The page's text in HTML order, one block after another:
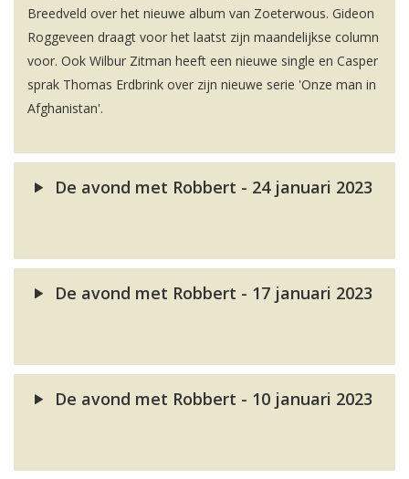
Breedveld over het nieuwe album van Zoeterwous. Gideon
Roggeveen draagt voor het laatst zijn maandelijkse column
voor. Ook Wilbur Zitman heeft een nieuwe single en Casper
sprak Thomas Erdbrink over zijn nieuwe serie 'Onze man in
Afghanistan'.
De avond met Robbert - 24 januari 2023
De avond met Robbert - 17 januari 2023
De avond met Robbert - 10 januari 2023